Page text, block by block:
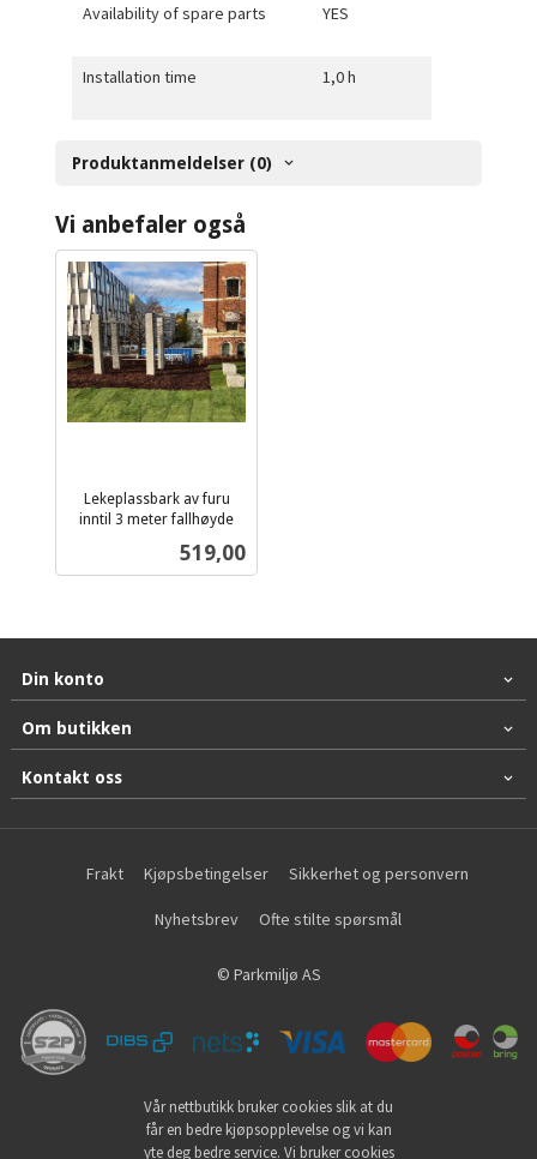
Availability of spare parts YES
Installation time 1,0 h
Produktanmeldelser (0)
Vi anbefaler også
Lekeplassbark av furu
inntil 3 meter fallhøyde
Pris
519,00
Din konto
Om butikken
Kontakt oss
Frakt Kjøpsbetingelser Sikkerhet og personvern
Nyhetsbrev Ofte stilte spørsmål
© Parkmiljø AS
Vår nettbutikk bruker cookies slik at du
får en bedre kjøpsopplevelse og vi kan
yte deg bedre service. Vi bruker cookies